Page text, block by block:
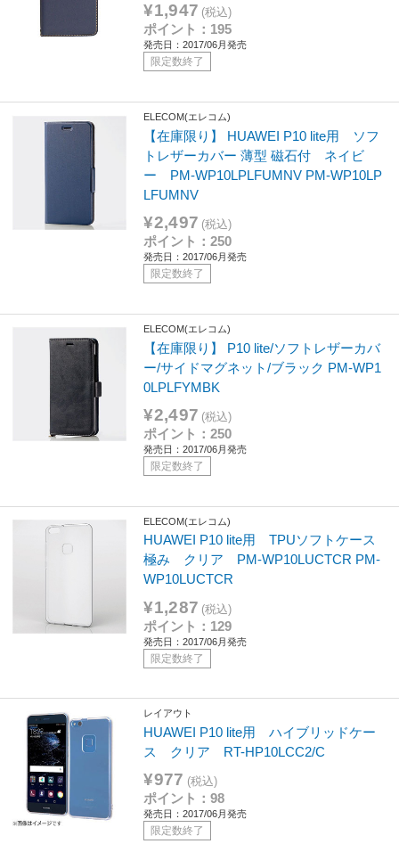
¥1,947 (税込)
ポイント：195
発売日：2017/06月発売
限定数終了
ELECOM(エレコム)
【在庫限り】 HUAWEI P10 lite用 ソフ
トレザーカバー 薄型 磁石付 ネイビ
ー PM-WP10LPLFUMNV PM-WP10LP
LFUMNV
¥2,497 (税込)
ポイント：250
発売日：2017/06月発売
限定数終了
ELECOM(エレコム)
【在庫限り】 P10 lite/ソフトレザーカバ
ー/サイドマグネット/ブラック PM-WP1
0LPLFYMBK
¥2,497 (税込)
ポイント：250
発売日：2017/06月発売
限定数終了
ELECOM(エレコム)
HUAWEI P10 lite用 TPUソフトケース
極み クリア PM-WP10LUCTCR PM-
WP10LUCTCR
¥1,287 (税込)
ポイント：129
発売日：2017/06月発売
限定数終了
レイアウト
HUAWEI P10 lite用 ハイブリッドケー
ス クリア RT-HP10LCC2/C
¥977 (税込)
ポイント：98
発売日：2017/06月発売
限定数終了